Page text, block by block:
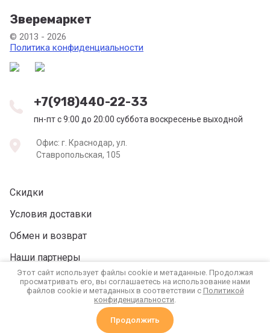
Сравнение 0 Корзина
Зверемаркет
© 2013 - 2026
Политика конфиденциальности
+7(918)440-22-33
пн-пт с 9:00 до 20:00 суббота воскресенье выходной
Офис: г. Краснодар, ул.
Ставропольская, 105
Скидки
Условия доставки
Обмен и возврат
Наши партнеры
Реквизиты
Этот сайт использует файлы cookie и метаданные. Продолжая
просматривать его, вы соглашаетесь на использование нами
файлов cookie и метаданных в соответствии с Политикой
конфиденциальности.
Продолжить